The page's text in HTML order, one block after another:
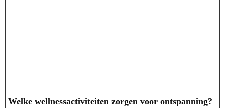
Welke wellnessactiviteiten zorgen voor ontspanning?